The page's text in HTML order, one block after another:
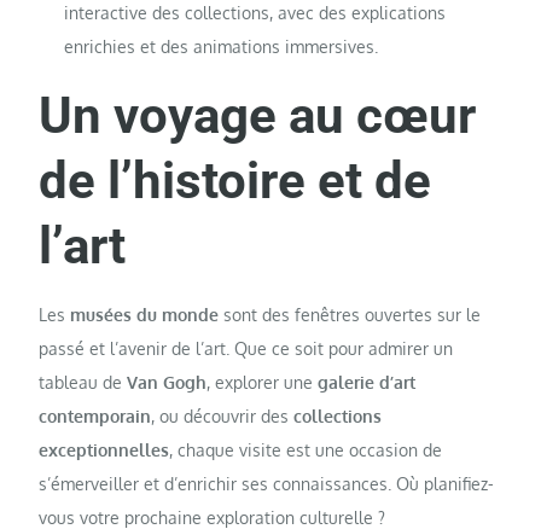
interactive des collections, avec des explications
enrichies et des animations immersives.
Un voyage au cœur
de l’histoire et de
l’art
Les musées du monde sont des fenêtres ouvertes sur le
passé et l’avenir de l’art. Que ce soit pour admirer un
tableau deVan Gogh, explorer unegalerie d’art
contemporain, ou découvrir descollections
exceptionnelles, chaque visite est une occasion de
s’émerveiller et d’enrichir ses connaissances. Où planifiez-
vous votre prochaine exploration culturelle ?